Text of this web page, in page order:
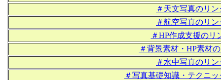
＃天文写真のリ
＃航空写真のリ
＃HP作成支援のリ
＃背景素材・HP素材
＃水中写真のリ
＃写真基礎知識・テクニ